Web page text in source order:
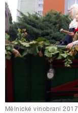
Mělnické vinobraní 2017